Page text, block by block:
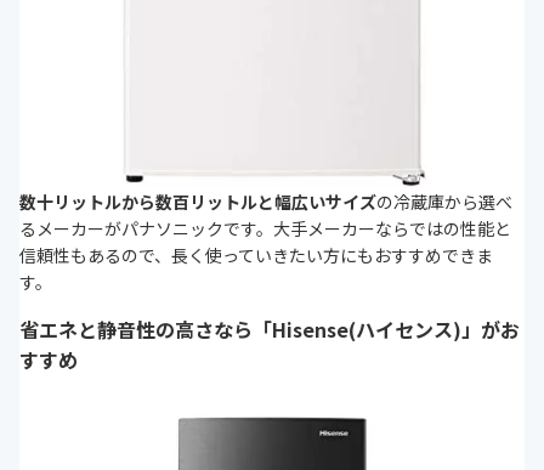
数十リットルから数百リットルと幅広いサイズの冷蔵庫から選べ
るメーカーがパナソニックです。大手メーカーならではの性能と
信頼性もあるので、長く使っていきたい方にもおすすめできま
す。
省エネと静音性の高さなら「Hisense(ハイセンス)」がお
すすめ